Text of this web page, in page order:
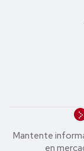
Mantente
en